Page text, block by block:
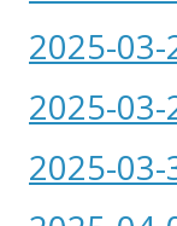
2025-
2025-
2025-